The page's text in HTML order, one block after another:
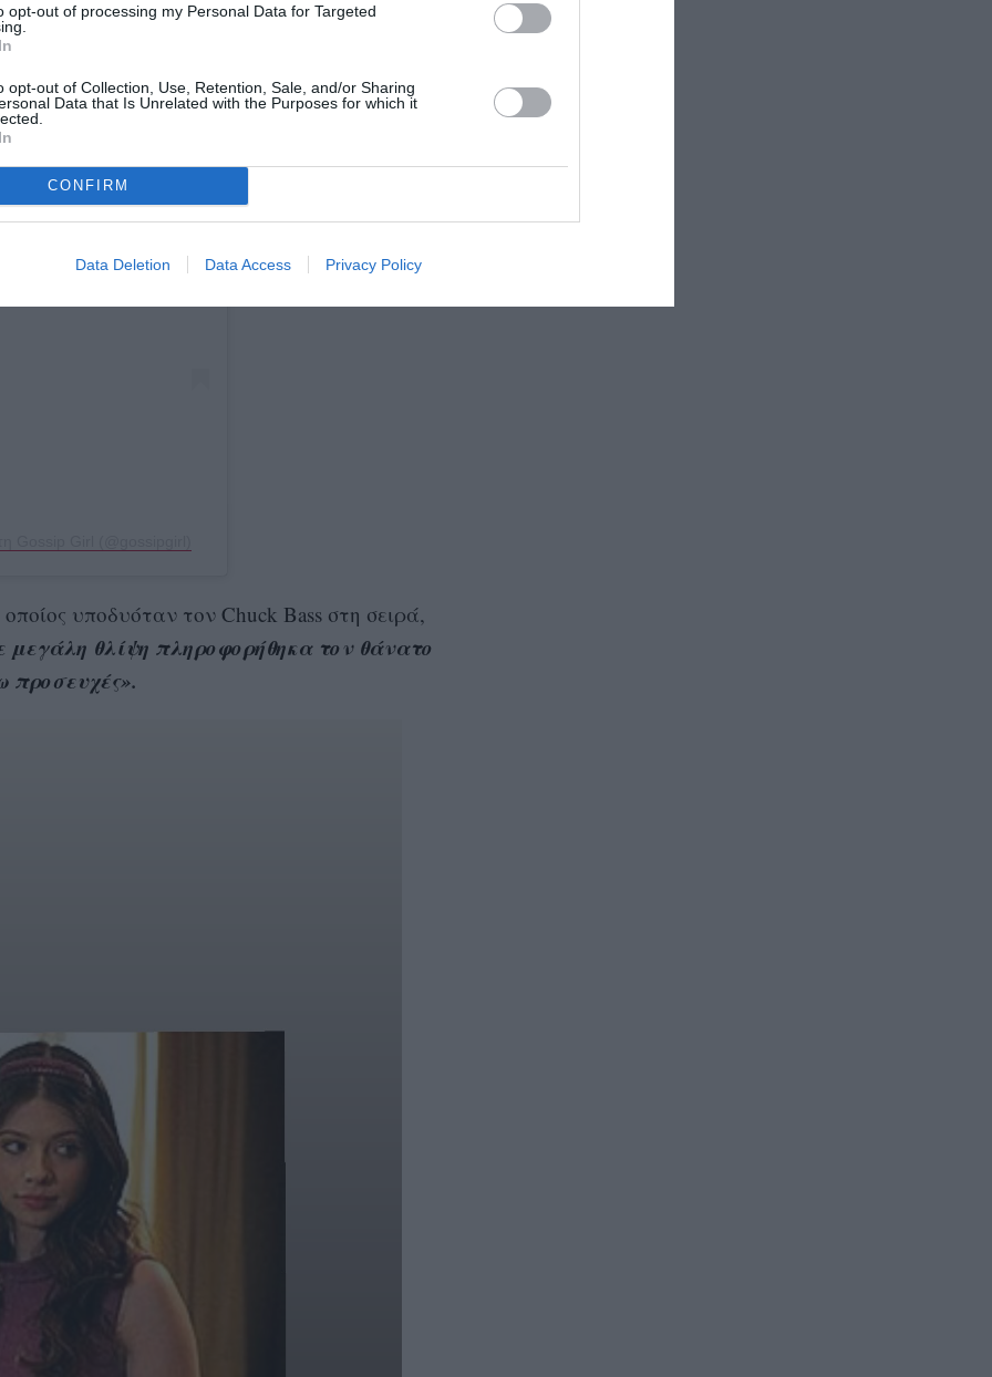
opt-out of processing my Personal Data for Targeted
opt-out of Collection, Use, Retention, Sale, and/or Sharing
Data that Is Unrelated with the Purposes for which it
CONFIRM
Data Deletion Data Access Privacy Policy
Instagram.
οποίος υποδυόταν τον Chuck Bass στη σειρά,
μεγάλη θλίψη πληροφορήθηκα τον θάνατο
προσευχές».